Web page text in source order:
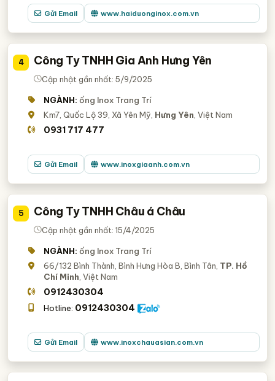
Gửi Email www.haiduonginox.com.vn
4 Công Ty TNHH Gia Anh Hưng Yên
Cập nhật gần nhất: 5/9/2025
NGÀNH: ống Inox Trang Trí
Km7, Quốc Lộ 39, Xã Yên Mỹ, Hưng Yên , Việt Nam
0931 717 477
Gửi Email www.inoxgiaanh.com.vn
5 Công Ty TNHH Châu á Châu
Cập nhật gần nhất: 15/4/2025
NGÀNH: ống Inox Trang Trí
66/132 Bình Thành, Bình Hưng Hòa B, Bình Tân, TP. Hồ
Chí Minh , Việt Nam
0912430304
Hotline: 0912430304
Gửi Email www.inoxchauasian.com.vn